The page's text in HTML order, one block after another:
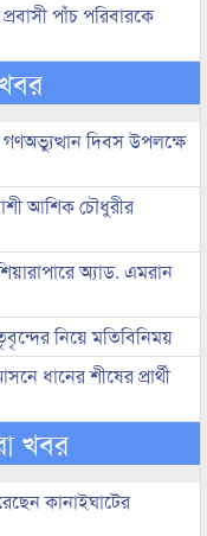
পাঁচ পরিবারকে
দিবস উপলক্ষে
আশিক চৌধুরীর
অ্যাড. এমরান
নিয়ে মতিবিনিময়
ধানের শীষের প্রার্থী
খবর
কানাইঘাটের